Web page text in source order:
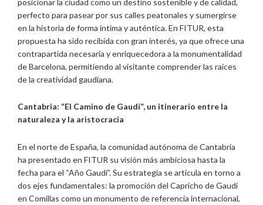
posicionar la ciudad como un destino sostenible y de calidad,
perfecto para pasear por sus calles peatonales y sumergirse
en la historia de forma íntima y auténtica. En FITUR, esta
propuesta ha sido recibida con gran interés, ya que ofrece una
contrapartida necesaria y enriquecedora a la monumentalidad
de Barcelona, permitiendo al visitante comprender las raíces
de la creatividad gaudiana.
Cantabria: “El Camino de Gaudí”, un itinerario entre la
naturaleza y la aristocracia
En el norte de España, la comunidad autónoma de Cantabria
ha presentado en FITUR su visión más ambiciosa hasta la
fecha para el “Año Gaudí”. Su estrategia se articula en torno a
dos ejes fundamentales: la promoción del Capricho de Gaudí
en Comillas como un monumento de referencia internacional,